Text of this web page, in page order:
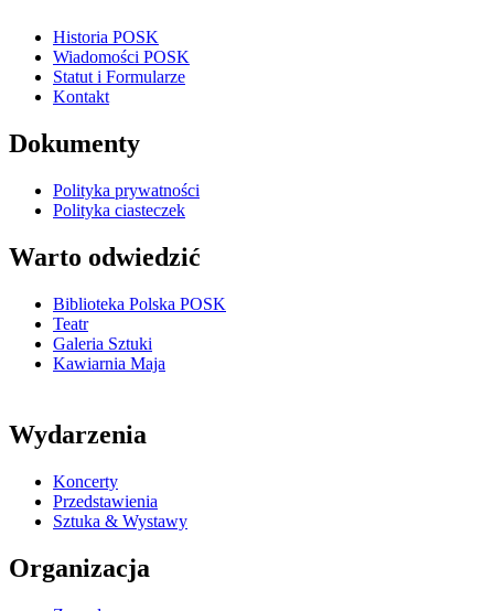
Historia POSK
Wiadomości POSK
Statut i Formularze
Kontakt
Dokumenty
Polityka prywatności
Polityka ciasteczek
Warto odwiedzić
Biblioteka Polska POSK
Teatr
Galeria Sztuki
Kawiarnia Maja
Wydarzenia
Koncerty
Przedstawienia
Sztuka & Wystawy
Organizacja